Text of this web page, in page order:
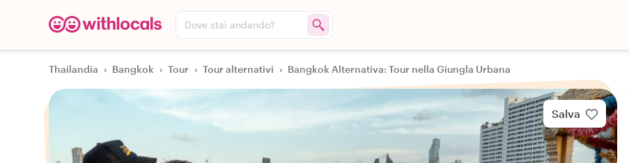
Dove stai andando?
Thailandia › Bangkok › Tour › Tour alternativi › Bangkok Alternativa: Tour nella Giungla Urbana
Salva